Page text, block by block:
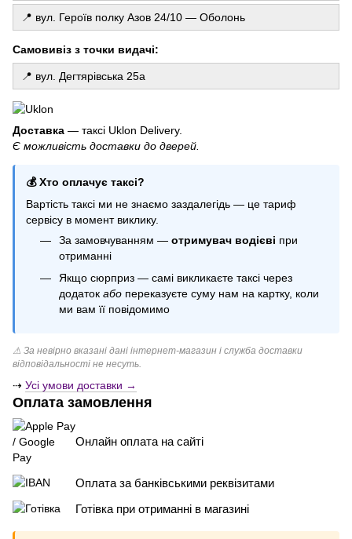
Прозорі кульки з конфеті
Свічка купити київ
Свічки цифри на торт
📍 вул. Героїв полку Азов 24/10 — Оболонь
Самовивіз з точки видачі:
📍 вул. Дегтярівська 25а
Доставка — таксі Uklon Delivery.
Є можливість доставки до дверей.
💰 Хто оплачує таксі?
Вартість таксі ми не знаємо заздалегідь — це тариф
сервісу в момент виклику.
За замовчуванням — отримувач водієві при
отриманні
Якщо сюрприз — самі викликаєте таксі через
додаток або переказуєте суму нам на картку, коли
ми вам її повідомимо
⚠ За невірно вказані дані інтернет-магазин і служба доставки
відповідальності не несуть.
⇢ Усі умови доставки →
Оплата замовлення
Онлайн оплата на сайті
Оплата за банківськими реквізитами
Готівка при отриманні в магазині